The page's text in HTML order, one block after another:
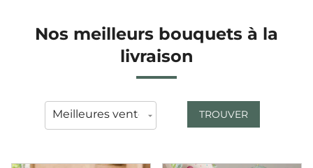
Nos meilleurs bouquets à la
livraison
TROUVER